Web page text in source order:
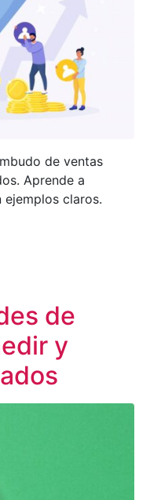
de ventas
Aprende a
claros.
de
y